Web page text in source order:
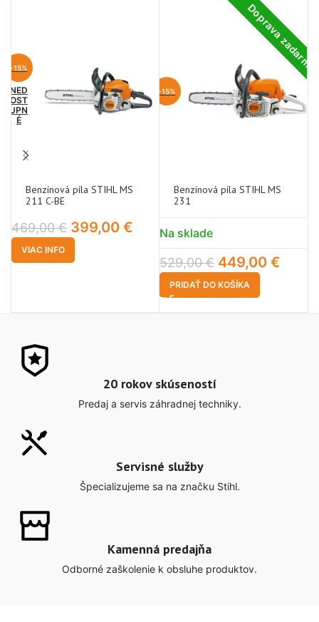
-15%
NED
OST
UPN
É
Benzínová píla STIHL MS
211 C-BE
469,00€ 399,00 €
VIAC INFO
Doprava zadarmo
-15%
Benzínová píla STIHL MS
231
Na sklade
529,00€ 449,00 €
PRIDAŤ DO KOŠÍKA
20 rokov skúseností
Predaj a servis záhradnej techniky.
Servisné služby
Špecializujeme sa na značku Stihl.
Kamenná predajňa
Odborné zaškolenie k obsluhe produktov.